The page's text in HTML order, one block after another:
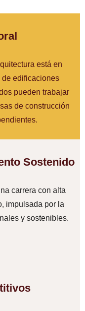
está en
edificaciones
pueden trabajar
de construcción
Sostenido
carrera con alta
impulsada por la
y sostenibles.